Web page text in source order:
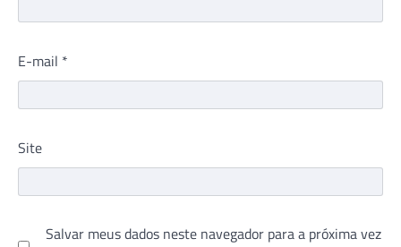
E-mail *
Site
Salvar meus dados neste navegador para a próxima vez